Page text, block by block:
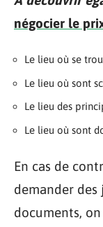
négocier le
Le lieu où se
Le lieu où sont
Le lieu des
Le lieu où sont
En cas de
demander des
documents,